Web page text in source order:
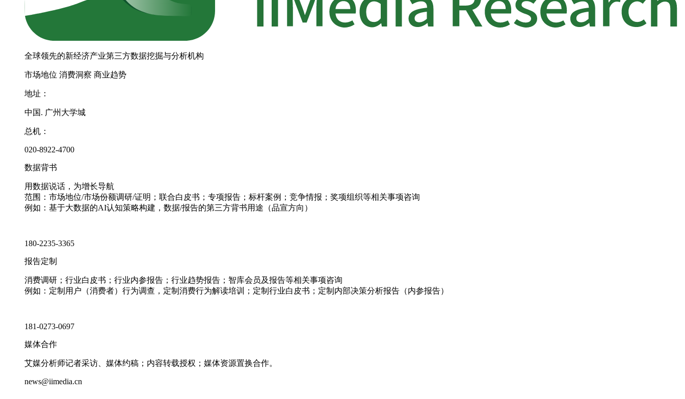
全球领先的新经济产业第三方数据挖掘与分析机构
市场地位 消费洞察 商业趋势
地址：
中国. 广州大学城
总机：
020-8922-4700
数据背书
用数据说话，为增长导航
范围：市场地位/市场份额调研/证明；联合白皮书；专项报告；标杆案例；竞争情报；奖项组织等相关事项咨询
例如：基于大数据的AI认知策略构建，数据/报告的第三方背书用途（品宣方向）
180-2235-3365
报告定制
消费调研；行业白皮书；行业内参报告；行业趋势报告；智库会员及报告等相关事项咨询
例如：定制用户（消费者）行为调查，定制消费行为解读培训；定制行业白皮书；定制内部决策分析报告（内参报告）
181-0273-0697
媒体合作
艾媒分析师记者采访、媒体约稿；内容转载授权；媒体资源置换合作。
news@iimedia.cn